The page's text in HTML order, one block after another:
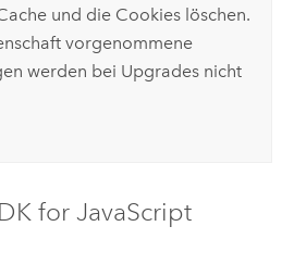
und die Cookies löschen.
vorgenommene
werden bei Upgrades nicht
for JavaScript